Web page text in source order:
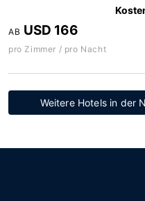
AB USD 166
pro Zimmer / pro Nacht
Weitere Hotels in der